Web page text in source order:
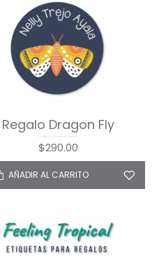
Regalo Dragon Fly
$290.00
AÑADIR AL CARRITO